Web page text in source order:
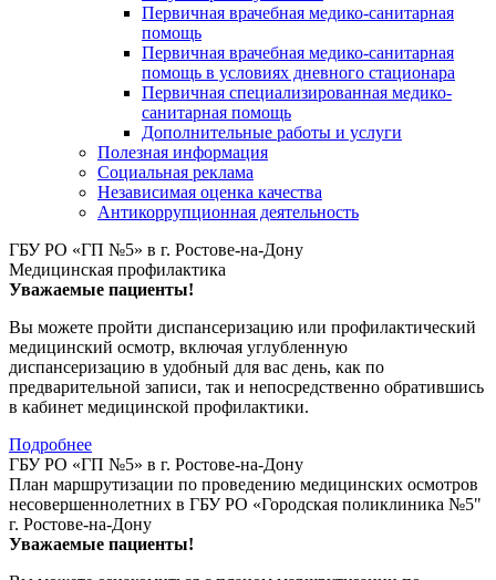
Первичная врачебная медико-санитарная
помощь
Первичная врачебная медико-санитарная
помощь в условиях дневного стационара
Первичная специализированная медико-
санитарная помощь
Дополнительные работы и услуги
Полезная информация
Социальная реклама
Независимая оценка качества
Антикоррупционная деятельность
ГБУ РО «ГП №5» в г. Ростове-на-Дону
Медицинская профилактика
Уважаемые пациенты!
Вы можете пройти диспансеризацию или профилактический
медицинский осмотр, включая углубленную
диспансеризацию в удобный для вас день, как по
предварительной записи, так и непосредственно обратившись
в кабинет медицинской профилактики.
Подробнее
ГБУ РО «ГП №5» в г. Ростове-на-Дону
План маршрутизации по проведению медицинских осмотров
несовершеннолетних в ГБУ РО «Городская поликлиника №5"
г. Ростове-на-Дону
Уважаемые пациенты!